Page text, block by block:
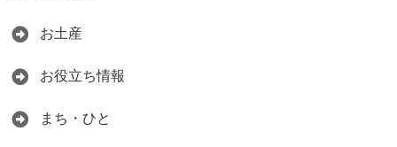
お土産
お役立ち情報
まち・ひと